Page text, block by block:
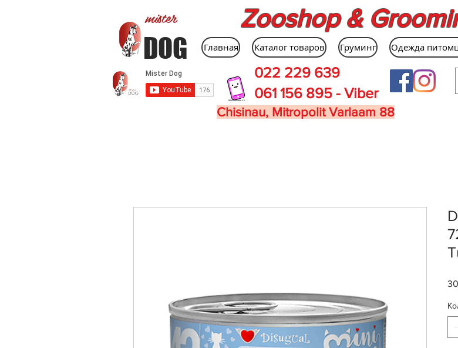
mister
DOG
Zooshop &
Главная Каталог товаров Груминг Одежда
022 229 639
061 156 895 - Viber
Chisinau, Mitropolit Varlaam 88